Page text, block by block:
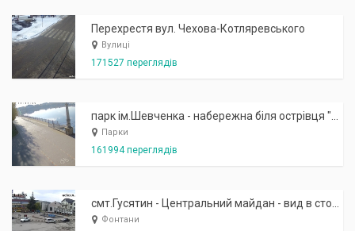
Перехрестя вул. Чехова-Котляревського
Вулиці
171527 переглядів
Парки
161994 переглядів
Фонтани